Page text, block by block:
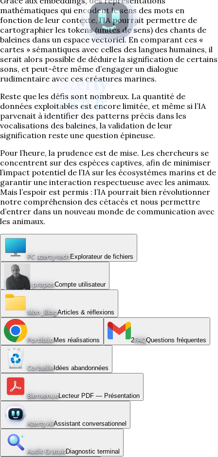
mathématiques qui encodent le sens des mots en
fonction de leur contexte, l’IA pourrait permettre de
cartographier les tokens (unités de sens) des chants de
baleines dans un espace vectoriel. En comparant ces «
cartes » sémantiques avec celles des langues humaines, il
serait alors possible de déduire la signification de certains
sons, et peut-être même d’engager un dialogue
rudimentaire avec ces créatures marines.
Reste que les défis sont nombreux. La quantité de
données exploitables est encore limitée, et même si l’IA
parvenait à identifier des patterns précis dans les
vocalisations des baleines, la validation de leur
signification reste une question épineuse.
Pour l’heure, la prudence est de mise. Les chercheurs se
concentrent sur des espèces captives, afin de minimiser
l’impact potentiel de l’IA sur les écosystèmes marins et de
garantir une interaction respectueuse avec les animaux.
Mais l’espoir est permis : l’IA pourrait bien révolutionner
notre compréhension des cétacés et nous permettre
d’entrer dans un nouveau monde de communication avec
les animaux.
Azerty-
Tech.fr
WEB · DEV · IA ·
CONVERSION
PC azerty-techExplorateur de fichiers
À proposCompte utilisateur
Mon_BlogArticles & réflexions
PortfolioMes réalisations 2FAQQuestions fréquentes
CorbeilleIdées abandonnées
BienvenueLecteur PDF — Présentation
Azerty AIAssistant conversationnel
Audit GratuitDiagnostic terminal